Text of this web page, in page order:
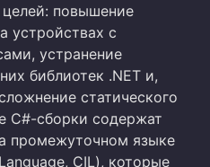
целей: повышение
устройствах с
устранение
библиотек .NET и,
статического
C#-сборки содержат
промежуточном языке
CIL), которые